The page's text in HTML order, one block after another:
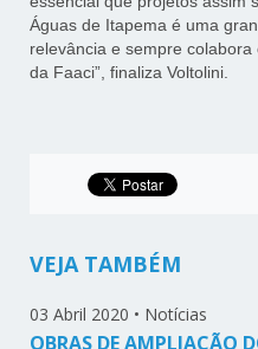
Águas de Itapema é uma
relevância e sempre
da Faaci”, finaliza Voltolini.
VEJA TAMBÉM
03 Abril 2020 • Notícias
OBRAS DE AMPLIAÇÃO